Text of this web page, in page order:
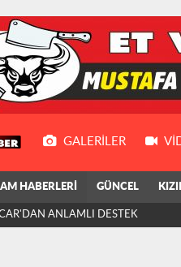
GALERILER
HABERLERİ GÜNCEL
DOĞA VE KÜLTÜR GEZİSİ